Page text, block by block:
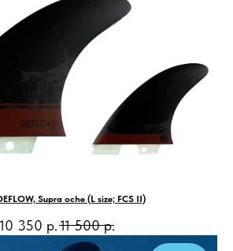
Supra oche (L size; FCS II)
10 350 р.11 500 р.